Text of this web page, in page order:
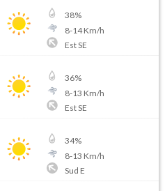
38%
8-14Km/h
Est SE
36%
8-13 Km/h
Est SE
34%
8-13 Km/h
Sud E